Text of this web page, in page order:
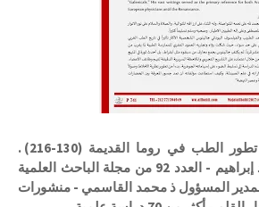
جالينوس ودوره في تطور الطب في روما القديمة (130-216) .
أسامة عبد السلام حمد إبراهيم - العدد 92 من مجلة الباحث العلمية
المسؤول ذ محمد القاسمي - منشورات